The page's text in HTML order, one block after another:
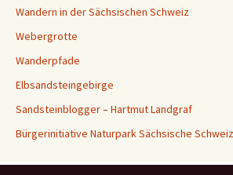
Wandern in der Sächsischen Schweiz
Webergrotte
Wanderpfade
Elbsandsteingebirge
Sandsteinblogger – Hartmut Landgraf
Bürgerinitiative Naturpark Sächsische Schweiz